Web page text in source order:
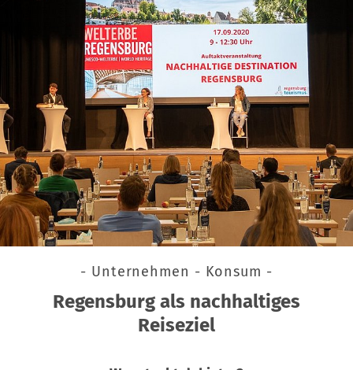
- Unternehmen - Konsum -
Regensburg als nachhaltiges
Reiseziel